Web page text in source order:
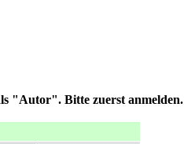
"Autor". Bitte zuerst anmelden.